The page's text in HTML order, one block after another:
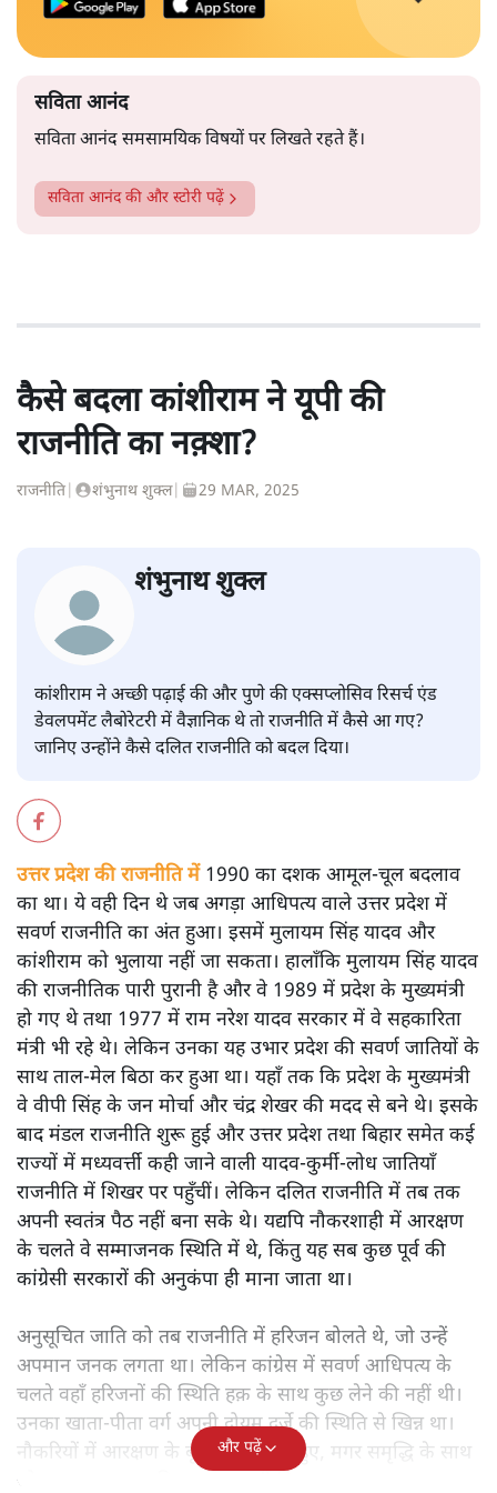
सविता आनंद
सविता आनंद समसामयिक विषयों पर लिखते रहते हैं।
सविता आनंदकी और स्टोरी पढ़ें
कैसे बदला कांशीराम ने यूपी की
राजनीति का नक़्शा?
राजनीति शंभुनाथ शुक्ल| 29 MAR, 2025
कांशीराम ने अच्छी पढ़ाई की और पुणे की एक्सप्लोसिव रिसर्च एंड
डेवलपमेंट लैबोरेटरी में वैज्ञानिक थे तो राजनीति में कैसे आ गए?
जानिए उन्होंने कैसे दलित राजनीति को बदल दिया।
उत्तर प्रदेश की राजनीति में1990 का दशक आमूल-चूल बदलाव
का था। ये वही दिन थे जब अगड़ा आधिपत्य वाले उत्तर प्रदेश में
सवर्ण राजनीति का अंत हुआ। इसमें मुलायम सिंह यादव और
कांशीराम को भुलाया नहीं जा सकता। हालाँकि मुलायम सिंह यादव
की राजनीतिक पारी पुरानी है और वे 1989 में प्रदेश के मुख्यमंत्री
हो गए थे तथा 1977 में राम नरेश यादव सरकार में वे सहकारिता
साथ ताल-मेल बिठा कर हुआ था। यहाँ तक कि प्रदेश के मुख्यमंत्री
वे वीपी सिंह के जन मोर्चा और चंद्र शेखर की मदद से बने थे। इसके
बाद मंडल राजनीति शुरू हुई और उत्तर प्रदेश तथा बिहार समेत कई
राज्यों में मध्यवर्त्ती कही जाने वाली यादव-कुर्मी-लोध जातियाँ
राजनीति में शिखर पर पहुँचीं। लेकिन दलित राजनीति में तब तक
अपनी स्वतंत्र पैठ नहीं बना सके थे। यद्यपि नौकरशाही में आरक्षण